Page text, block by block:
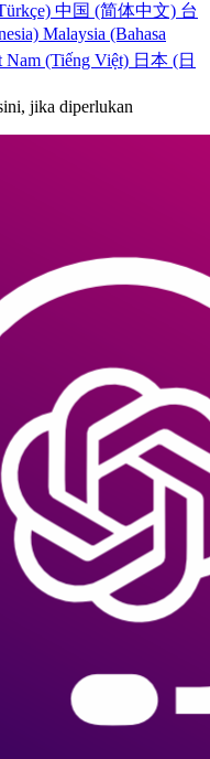
中国 (简体中文) 台
Malaysia (Bahasa
Nam (Tiếng Việt) 日本 (日
jika diperlukan